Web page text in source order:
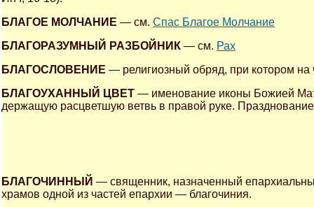
БЛАГОЕ МОЛЧАНИЕ — см. Спас Благое Молчание
БЛАГОРАЗУМНЫЙ РАЗБОЙНИК — см. Рах
БЛАГОСЛОВЕНИЕ — религиозный обряд, при котором на
БЛАГОУХАННЫЙ ЦВЕТ — именование иконы Божией
держащую расцветшую ветвь в правой руке.
БЛАГОЧИННЫЙ — священник, назначенный
храмов одной из частей епархии — благочиния.